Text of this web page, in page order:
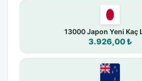
13000 Japon Yeni Kaç
3.926,00 ₺